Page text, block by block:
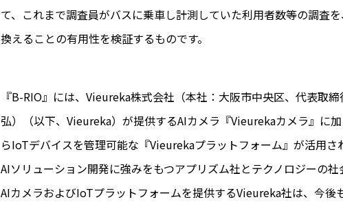
て、これまで調査員がバスに乗車し計測していた利用者数等の調査
換えることの有用性を検証するものです。
『B-RIO』には、Vieureka株式会社（本社：大阪市中央区、代表取
弘）（以下、Vieureka）が提供するAIカメラ『Vieurekaカメラ』に
らIoTデバイスを管理可能な『Vieurekaプラットフォーム』が活用さ
AIソリューション開発に強みをもつアプリズム社とテクノロジーの
AIカメラおよびIoTプラットフォームを提供するVieureka社は、今後